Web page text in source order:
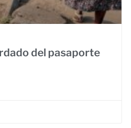
del pasaporte